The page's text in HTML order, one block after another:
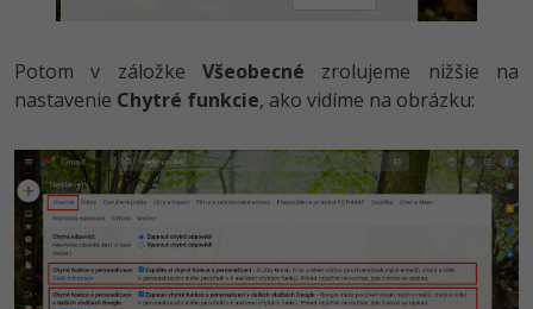
Potom v záložke Všeobecné zrolujeme nižšie na
nastavenie Chytré funkcie, ako vidíme na obrázku: